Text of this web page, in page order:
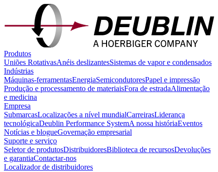
Produtos
Uniões RotativasAnéis deslizantesSistemas de vapor e condensados
Indústrias
Máquinas-ferramentasEnergiaSemicondutoresPapel e impressão
Produção e processamento de materiaisFora de estradaAlimentação
e medicina
Empresa
SubmarcasLocalizações a nível mundialCarreirasLiderança
tecnológicaDeublin Performance SystemA nossa históriaEventos
Notícias e blogueGovernação empresarial
Suporte e serviço
Seletor de produtosDistribuidoresBiblioteca de recursosDevoluções
e garantiaContactar-nos
Localizador de distribuidores